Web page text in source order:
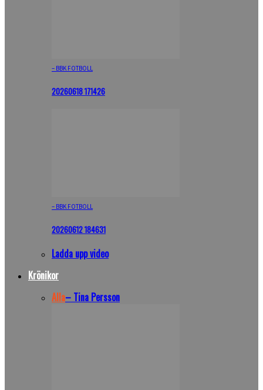
– BBK FOTBOLL
20260618 171426
– BBK FOTBOLL
20260612 184631
Ladda upp video
Krönikor
Alla– Tina Persson